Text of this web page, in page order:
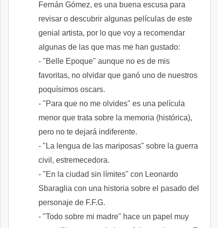
Fernán Gómez, es una buena escusa para
revisar o descubrir algunas películas de este
genial artista, por lo que voy a recomendar
algunas de las que mas me han gustado:
- "Belle Epoque" aunque no es de mis
favoritas, no olvidar que ganó uno de nuestros
poquísimos oscars.
- "Para que no me olvides" es una película
menor que trata sobre la memoria (histórica),
pero no te dejará indiferente.
- "La lengua de las mariposas" sobre la guerra
civil, estremecedora.
- "En la ciudad sin límites" con Leonardo
Sbaraglia con una historia sobre el pasado del
personaje de F.F.G.
- "Todo sobre mi madre" hace un papel muy